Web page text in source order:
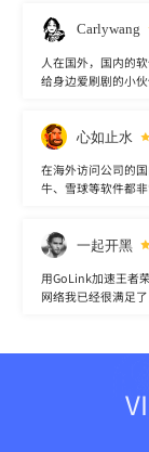
Carlywang
人在国外，国内的
给身边爱刷剧的小伙
心如止水
在海外访问公司的
牛、雪球等软件都
一起开黑
用GoLink加速王者
网络我已经很满足